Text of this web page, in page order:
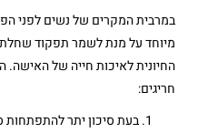
במרבית המקרים של נשים לפני
מיוחד על מנת לשמר תפקוד
החיונית לאיכות חייה של
חריגים:
בעת סיכון יתר